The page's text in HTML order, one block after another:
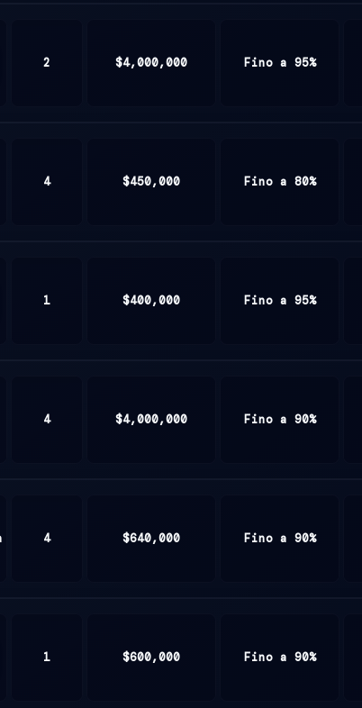
2 $4,000,000 Fino a 95%
4 $450,000 Fino a 80%
1 $400,000 Fino a 95%
4 $4,000,000 Fino a 90%
4 $640,000 Fino a 90%
1 $600,000 Fino a 90%